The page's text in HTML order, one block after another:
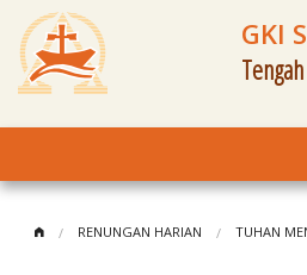
GKI
Tengah
RENUNGAN HARIAN TUHAN